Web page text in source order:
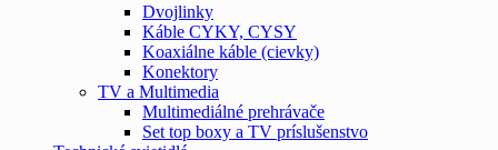
Dvojlinky
Káble CYKY, CYSY
Koaxiálne káble (cievky)
Konektory
TV a Multimedia
Multimediálné prehrávače
Set top boxy a TV príslušenstvo